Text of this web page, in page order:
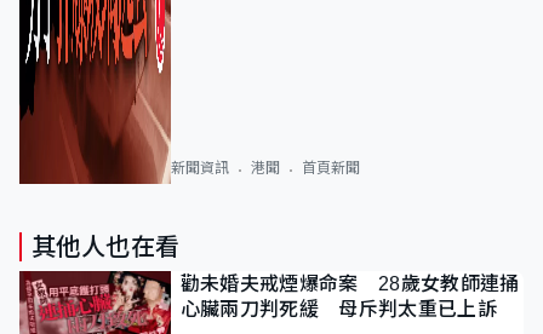
新聞資訊 港聞 首頁新聞
其他人也在看
勸未婚夫戒煙爆命案 28歲女教師連捅
心臟兩刀判死緩 母斥判太重已上訴